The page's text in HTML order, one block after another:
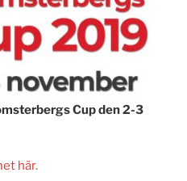
Cup den 2-3
här.